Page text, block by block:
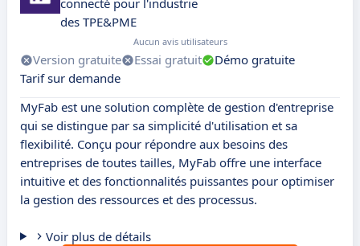
connecté pour l'industrie
des TPE&PME
Aucun avis utilisateurs
Version gratuite Essai gratuit
Démo gratuite
Tarif sur demande
MyFab est une solution complète de gestion d'entreprise
qui se distingue par sa simplicité d'utilisation et sa
flexibilité. Conçu pour répondre aux besoins des
entreprises de toutes tailles, MyFab offre une interface
intuitive et des fonctionnalités puissantes pour optimiser
la gestion des ressources et des processus.
Voir plus de détails